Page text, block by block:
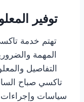
توفير
تهتم خدمة
المهمة
التفاصيل
تاكسي صباح
سياسات